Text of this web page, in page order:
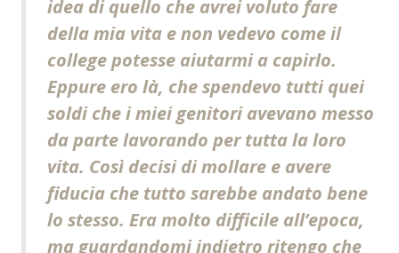
idea di quello che avrei voluto fare
della mia vita e non vedevo come il
college potesse aiutarmi a capirlo.
Eppure ero là, che spendevo tutti quei
soldi che i miei genitori avevano messo
da parte lavorando per tutta la loro
vita. Così decisi di mollare e avere
fiducia che tutto sarebbe andato bene
lo stesso. Era molto difficile all’epoca,
ma guardandomi indietro ritengo che